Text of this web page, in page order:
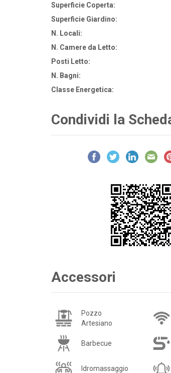
Superficie Coperta:
Superficie Giardino:
N. Locali:
N. Camere da Letto:
Posti Letto:
N. Bagni:
Classe Energetica:
Condividi la
Accessori
Pozzo
Artesiano
Barbecue
Idromassaggio